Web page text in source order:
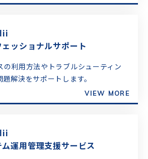
ッショナルサポート
の利用方法やトラブルシューティン
解決をサポートします。
VIEW MORE
運用管理支援サービス